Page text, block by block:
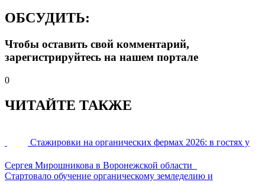
ОБСУДИТЬ:
Чтобы оставить свой комментарий,
зарегистрируйтесь на нашем портале
0
ЧИТАЙТЕ ТАКЖЕ
Стажировки на органических фермах 2026: в гостях у
Сергея Мирошникова в Воронежской области
Стартовало обучение органическому земледелию и